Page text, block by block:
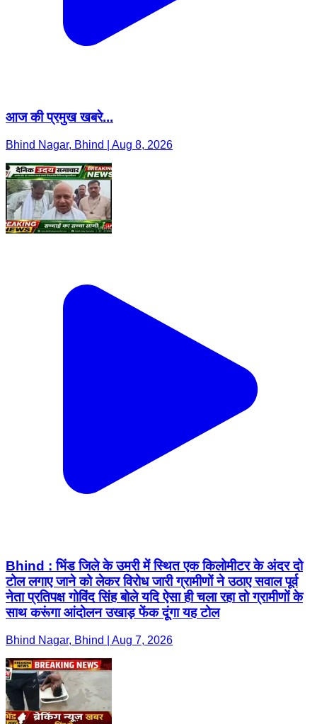
आज की प्रमुख खबरे...
Bhind Nagar, Bhind | Aug 8, 2026
Bhind : भिंड जिले के उमरी में स्थित एक किलोमीटर के अंदर दो
टोल लगाए जाने को लेकर विरोध जारी ग्रामीणों ने उठाए सवाल पूर्व
नेता प्रतिपक्ष गोविंद सिंह बोले यदि ऐसा ही चला रहा तो ग्रामीणों के
साथ करूंगा आंदोलन उखाड़ फेंक दूंगा यह टोल
Bhind Nagar, Bhind | Aug 7, 2026